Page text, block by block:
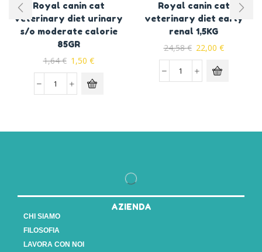
Royal canin cat
veterinary diet urinary
s/o moderate calorie
85GR
1,64€ 1,50 €
Royal canin cat
veterinary diet early
renal 1,5KG
24,58€ 22,00 €
AZIENDA
CHI SIAMO
FILOSOFIA
LAVORA CON NOI